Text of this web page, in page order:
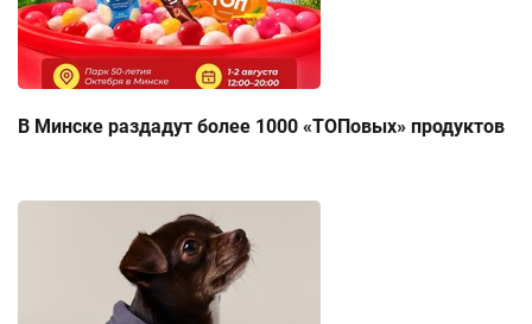
В Минске раздадут более 1000 «ТОПовых» продуктов